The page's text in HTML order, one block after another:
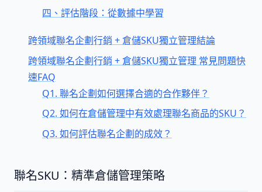
四、評估階段：從數據中學習
跨領域聯名企劃行銷 + 倉儲SKU獨立管理結論
跨領域聯名企劃行銷 + 倉儲SKU獨立管理 常見問題快
速FAQ
Q1. 聯名企劃如何選擇合適的合作夥伴？
Q2. 如何在倉儲管理中有效處理聯名商品的SKU？
Q3. 如何評估聯名企劃的成效？
聯名SKU：精準倉儲管理策略